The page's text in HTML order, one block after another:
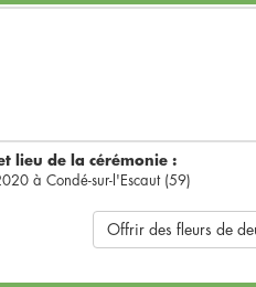
lieu de la cérémonie :
à Condé-sur-l'Escaut (59)
Offrir des fleurs de